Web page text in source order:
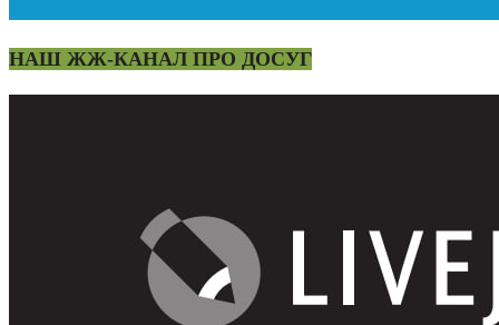
НАШ ЖЖ-КАНАЛ ПРО ДОСУГ